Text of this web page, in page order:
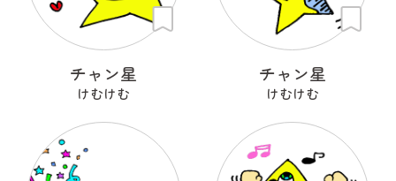
チャン星
けむけむ
チャン星
けむけむ